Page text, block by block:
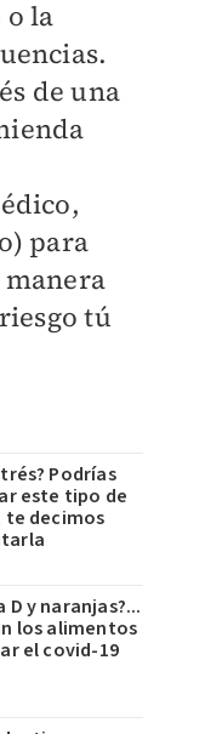
o la
de una
para
tú
Podrías
este tipo de
te decimos
D y naranjas?...
los alimentos
el covid-19